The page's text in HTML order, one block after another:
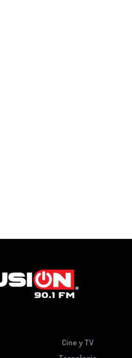
Cine y TV